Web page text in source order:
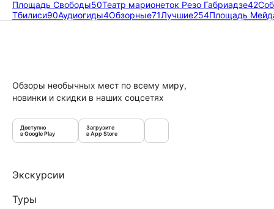
Площадь Свободы50Театр марионеток Резо Габриадзе42
Тбилиси90Аудиогиды4Обзорные71Лучшие254Площадь
Обзоры необычных мест по всему миру,
новинки и скидки в наших соцсетях
Доступно
в Google Play
Загрузите
в App Store
Экскурсии
Туры